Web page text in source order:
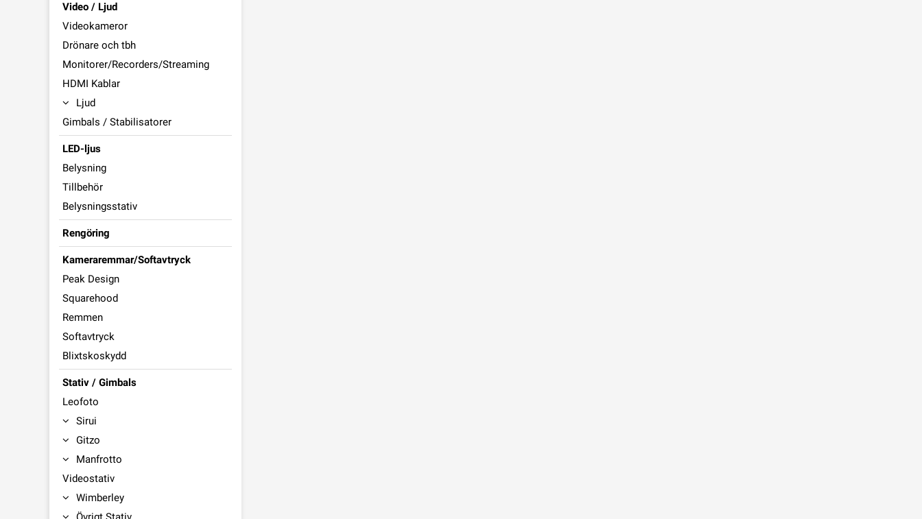
Video / Ljud
Videokameror
Drönare och tbh
Monitorer/Recorders/Streaming
HDMI Kablar
Ljud
Gimbals / Stabilisatorer
LED-ljus
Belysning
Tillbehör
Belysningsstativ
Rengöring
Kameraremmar/Softavtryck
Peak Design
Squarehood
Remmen
Softavtryck
Blixtskoskydd
Stativ / Gimbals
Leofoto
Sirui
Gitzo
Manfrotto
Videostativ
Wimberley